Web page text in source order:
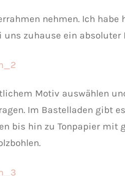
nehmen. Ich habe
uns zuhause ein absoluter
Motiv auswählen
Im Bastelladen gibt
bis hin zu Tonpapier mit